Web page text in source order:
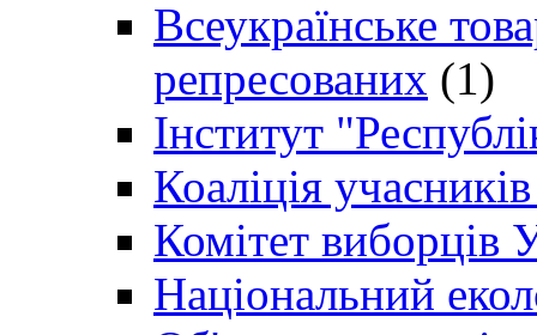
Всеукраїнське
репресованих (1)
Інститут
Коаліція
Комітет виборців
Національний